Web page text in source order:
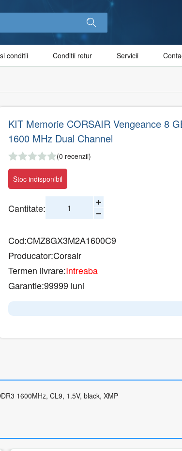
conditii Conditii retur Servicii
KIT Memorie CORSAIR Vengeance 8
1600 MHz Dual Channel
(0 recenzii)
Stoc indisponibil
Cantitate:
Cod:CMZ8GX3M2A1600C9
Producator:Corsair
Termen livrare:Intreaba
Garantie:99999 luni
1600MHz, CL9, 1.5V, black, XMP